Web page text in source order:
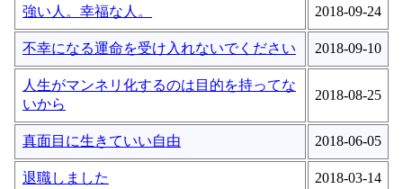
強い人。幸福な人。 2018-09-24
不幸になる運命を受け入れないでください 2018-09-10
人生がマンネリ化するのは目的を持ってな
いから
2018-08-25
真面目に生きていい自由 2018-06-05
退職しました 2018-03-14